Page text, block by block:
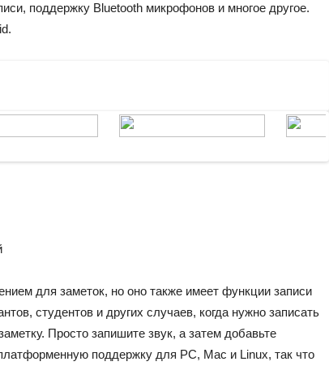
поддержку Bluetooth микрофонов и многое другое.
для заметок, но оно также имеет функции записи
студентов и других случаев, когда нужно записать
Просто запишите звук, а затем добавьте
поддержку для PC, Mac и Linux, так что